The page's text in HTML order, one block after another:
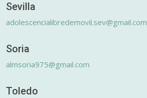
Sevilla
adolescencialibredemovil.sev@gmail.com
Soria
almsoria975@gmail.com
Toledo